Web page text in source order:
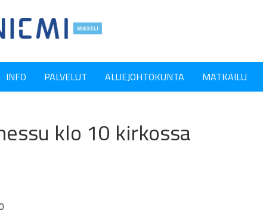
INFO PALVELUT ALUEJOHTOKUNTA MATKAILU
klo 10 kirkossa